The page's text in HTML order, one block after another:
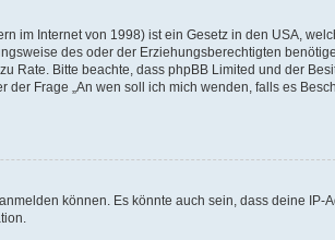
im Internet von 1998) ist ein Gesetz in den USA,
des oder der Erziehungsberechtigten
Rate. Bitte beachte, dass phpBB Limited und der
Frage „An wen soll ich mich wenden, falls es
können. Es könnte auch sein, dass deine IP-